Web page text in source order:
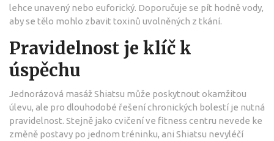
lehce unavený nebo euforický. Doporučuje se pít hodně vody,
aby se tělo mohlo zbavit toxinů uvolněných z tkání.
Pravidelnost je klíč k
úspěchu
Jednorázová masáž Shiatsu může poskytnout okamžitou
úlevu, ale pro dlouhodobé řešení chronických bolestí je nutná
pravidelnost. Stejně jako cvičení ve fitness centru nevede ke
změně postavy po jednom tréninku, ani Shiatsu nevyléčí